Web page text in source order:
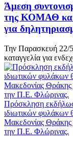
Άμεση
της ΚΟΜΑΘ και
για
Την Παρασκευή 22/
καταγγελία για
Πρόσκληση
ιδιωτικών φυλάκων
Μακεδονίας
την Π.Ε. Φλώρινας.